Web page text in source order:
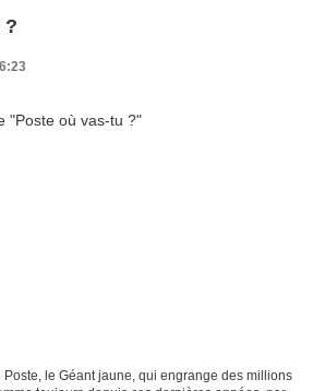
?
Poste, le Géant jaune, qui engrange des millions